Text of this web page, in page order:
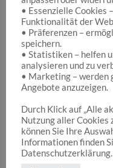
Hocuspocus – Ihr
Dinge des Lebens
Hocuspocus ist die
wenn Du auf der
Geschenken ,
ansprechender
Hocuspocus
schätzen und legen
• Essenzielle Cookies
Funktionalität der
• Präferenzen –
speichern.
• Statistiken – helfen
analysieren und zu
• Marketing – werden
Angebote anzuzeigen.
Durch Klick auf „Alle
Nutzung aller Cookies
können Sie Ihre
Informationen finden
Datenschutzerklärung.